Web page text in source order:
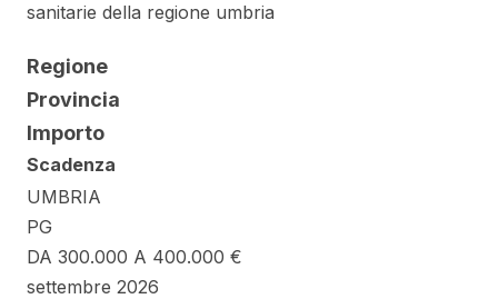
sanitarie della regione umbria
Regione
Provincia
Importo
Scadenza
UMBRIA
PG
DA 300.000 A 400.000 €
settembre 2026